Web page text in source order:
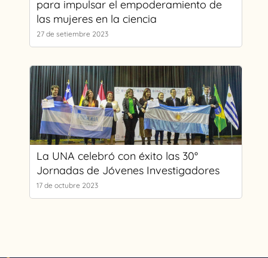
para impulsar el empoderamiento de
las mujeres en la ciencia
27 de setiembre 2023
La UNA celebró con éxito las 30°
Jornadas de Jóvenes Investigadores
17 de octubre 2023